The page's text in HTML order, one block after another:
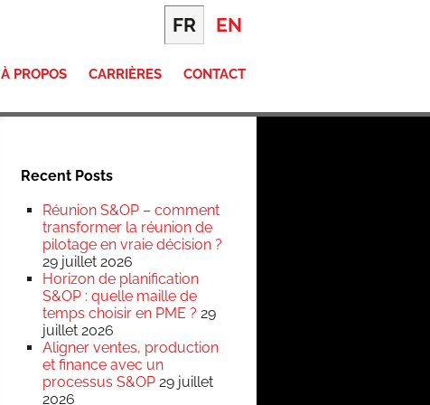
FR EN
À PROPOS CARRIÈRES CONTACT
Recent Posts
Réunion S&OP – comment
transformer la réunion de
pilotage en vraie décision ?
29 juillet 2026
Horizon de planification
S&OP : quelle maille de
temps choisir en PME ? 29
juillet 2026
Aligner ventes, production
et finance avec un
processus S&OP 29 juillet
2026